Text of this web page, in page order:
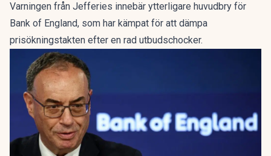
Varningen från Jefferies innebär ytterligare huvudbry för
Bank of England, som har kämpat för att dämpa
prisökningstakten efter en rad utbudschocker.